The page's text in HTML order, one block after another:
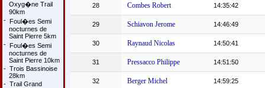
Oxyg�ne Trail
90km
- Foul�es Semi
nocturnes de
Saint Pierre 5km
- Foul�es Semi
nocturnes de
Saint Pierre 10km
- Trois Bassinoise
28km
- Trail Grand
28 Combes Robert 14:35:42
29 Schiavon Jerome 14:46:49
30 Raynaud Nicolas 14:50:41
31 Pressacco Philippe 14:51:50
32 Berger Michel 14:59:25